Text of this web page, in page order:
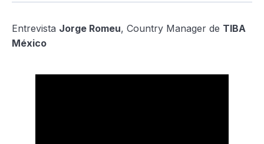
Entrevista Jorge Romeu, Country Manager de TIBA
México